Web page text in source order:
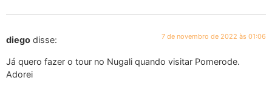
diego disse: 7 de novembro de 2022 às 01:06
Já quero fazer o tour no Nugali quando visitar Pomerode.
Adorei